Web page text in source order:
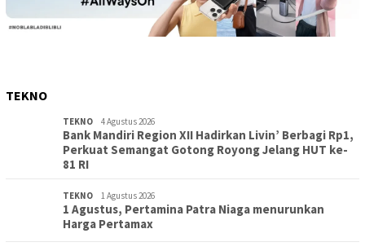
TEKNO
TEKNO 4 Agustus 2026
Bank Mandiri Region XII Hadirkan Livin’ Berbagi Rp1,
Perkuat Semangat Gotong Royong Jelang HUT ke-
81 RI
TEKNO 1 Agustus 2026
1 Agustus, Pertamina Patra Niaga menurunkan
Harga Pertamax